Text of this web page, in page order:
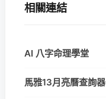
相關連結
AI 八字命理學堂
馬雅13月亮曆查詢器